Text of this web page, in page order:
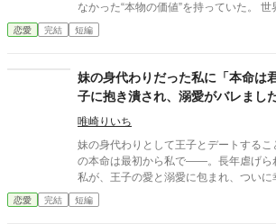
なかった“本物の価値”を持っていた。 世界でただ一人、すべてを
癒す力。 そして、その価値を知るただ一人の人が、皇帝となって
私を迎えに来る。 これは、すべてを失った少女が、本当に必要と
恋愛 完結 短編
妹の身代わりだった私に「本命
子に抱き潰され、溺愛がバレまし
きっかけになった少年が、私と王
唯崎りいち
妹の身代わりとして王子とデートする
の本命は最初から私で――。長年虐げら
私が、王子の愛と溺愛に包まれ、つい
ンタジー。妹や家族との誤解、影武者の
胸キュンが止まらない物語。
恋愛 完結 短編